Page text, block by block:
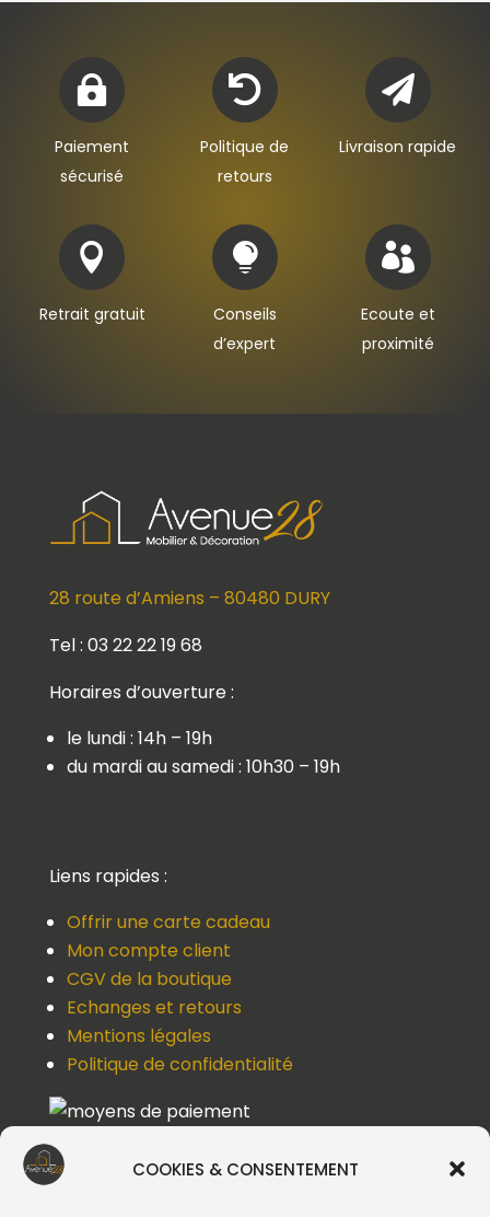
COOKIES & CONSENTEMENT

Paiement
sécurisé

Politique de
retours

Livraison rapide

Retrait gratuit

Conseils
d’expert

Ecoute et
proximité
28 route d’Amiens – 80480 DURY
Tel : 03 22 22 19 68
Horaires d’ouverture :
le lundi : 14h – 19h
du mardi au samedi : 10h30 – 19h
Liens rapides :
Offrir une carte cadeau
Mon compte client
CGV de la boutique
Echanges et retours
Mentions légales
Politique de confidentialité
Une question, un devis, un souci ?